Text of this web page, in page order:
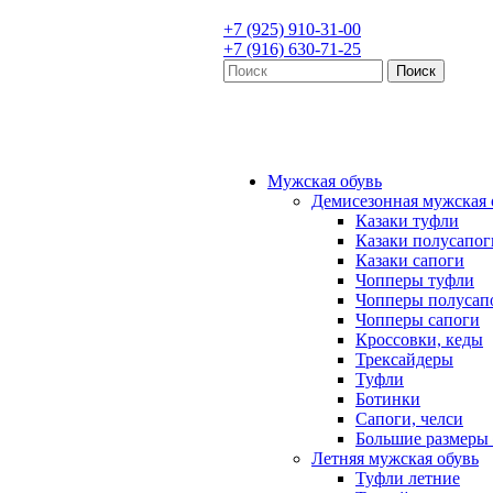
+7 (925) 910-31-00
+7 (916) 630-71-25
Мужская обувь
Демисезонная мужская
Казаки туфли
Казаки
Казаки сапоги
Чопперы туфли
Чопперы
Чопперы сапоги
Кроссовки, кеды
Трексайдеры
Туфли
Ботинки
Сапоги, челси
Большие размеры
Летняя мужская обувь
Туфли летние